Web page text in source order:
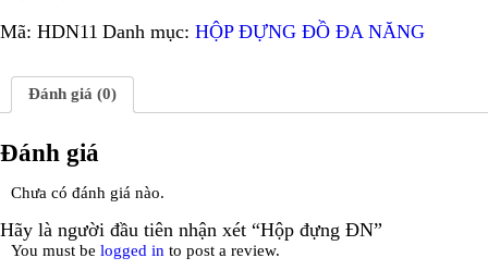
Mã: HDN11 Danh mục: HỘP ĐỰNG ĐỒ ĐA NĂNG
Đánh giá (0)
Đánh giá
Chưa có đánh giá nào.
Hãy là người đầu tiên nhận xét “Hộp đựng ĐN”
You must be logged in to post a review.